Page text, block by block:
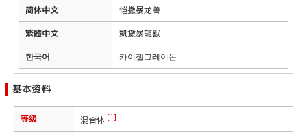
简体中文
恺撒暴龙兽
繁體中文
凱撒暴龍獸
한국어
카이젤그레이몬
基本资料
等级 混合体 [1]